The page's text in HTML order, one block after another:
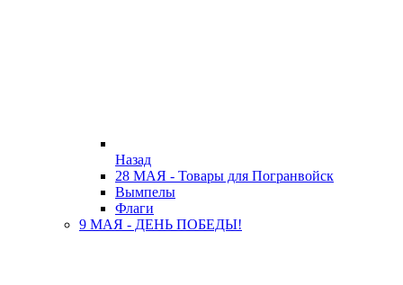
Назад
28 МАЯ - Товары для Погранвойск
Вымпелы
Флаги
9 МАЯ - ДЕНЬ ПОБЕДЫ!